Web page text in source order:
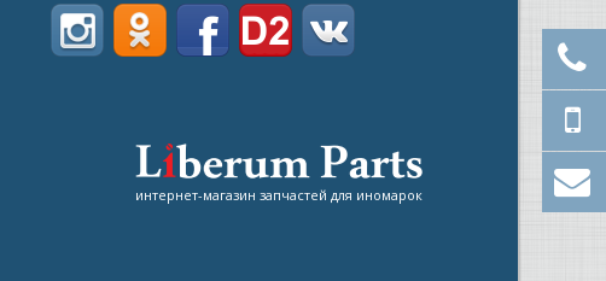
интернет-магазин запчастей для иномарок